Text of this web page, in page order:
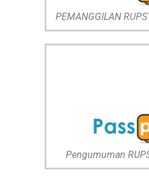
PEMANGGILAN
Pengumuman